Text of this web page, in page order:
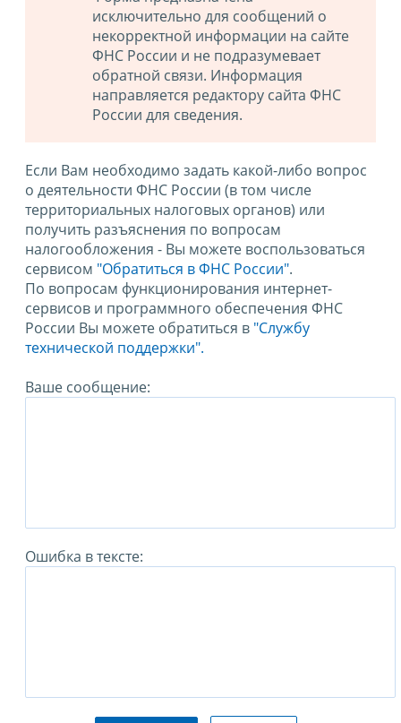
исключительно для сообщений о
некорректной информации на сайте
ФНС России и не подразумевает
обратной связи. Информация
направляется редактору сайта ФНС
России для сведения.
Если Вам необходимо задать какой-либо вопрос
о деятельности ФНС России (в том числе
территориальных налоговых органов) или
получить разъяснения по вопросам
налогообложения - Вы можете воспользоваться
сервисом "Обратиться в ФНС России".
По вопросам функционирования интернет-
сервисов и программного обеспечения ФНС
России Вы можете обратиться в "Службу
технической поддержки".
Ваше сообщение:
Ошибка в тексте: